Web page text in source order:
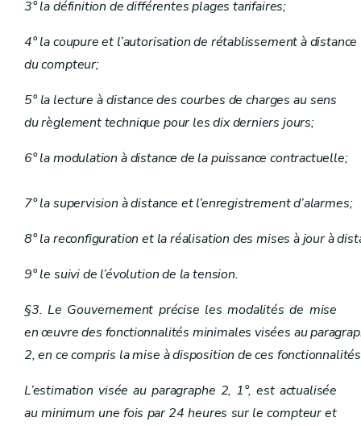
3° la définition de différentes plages tarifaires;
4° la coupure et l’autorisation de rétablissement à distance
du compteur;
5° la lecture à distance des courbes de charges au sens
du règlement technique pour les dix derniers jours;
6° la modulation à distance de la puissance contractuelle;
7° la supervision à distance et l’enregistrement d’alarmes;
8° la reconfiguration et la réalisation des mises à jour à
9° le suivi de l’évolution de la tension.
§3. Le Gouvernement précise les modalités de mise
en œuvre des fonctionnalités minimales visées au
2, en ce compris la mise à disposition de ces
L’estimation visée au paragraphe 2, 1°, est actualisée
au minimum une fois par 24 heures sur le compteur et